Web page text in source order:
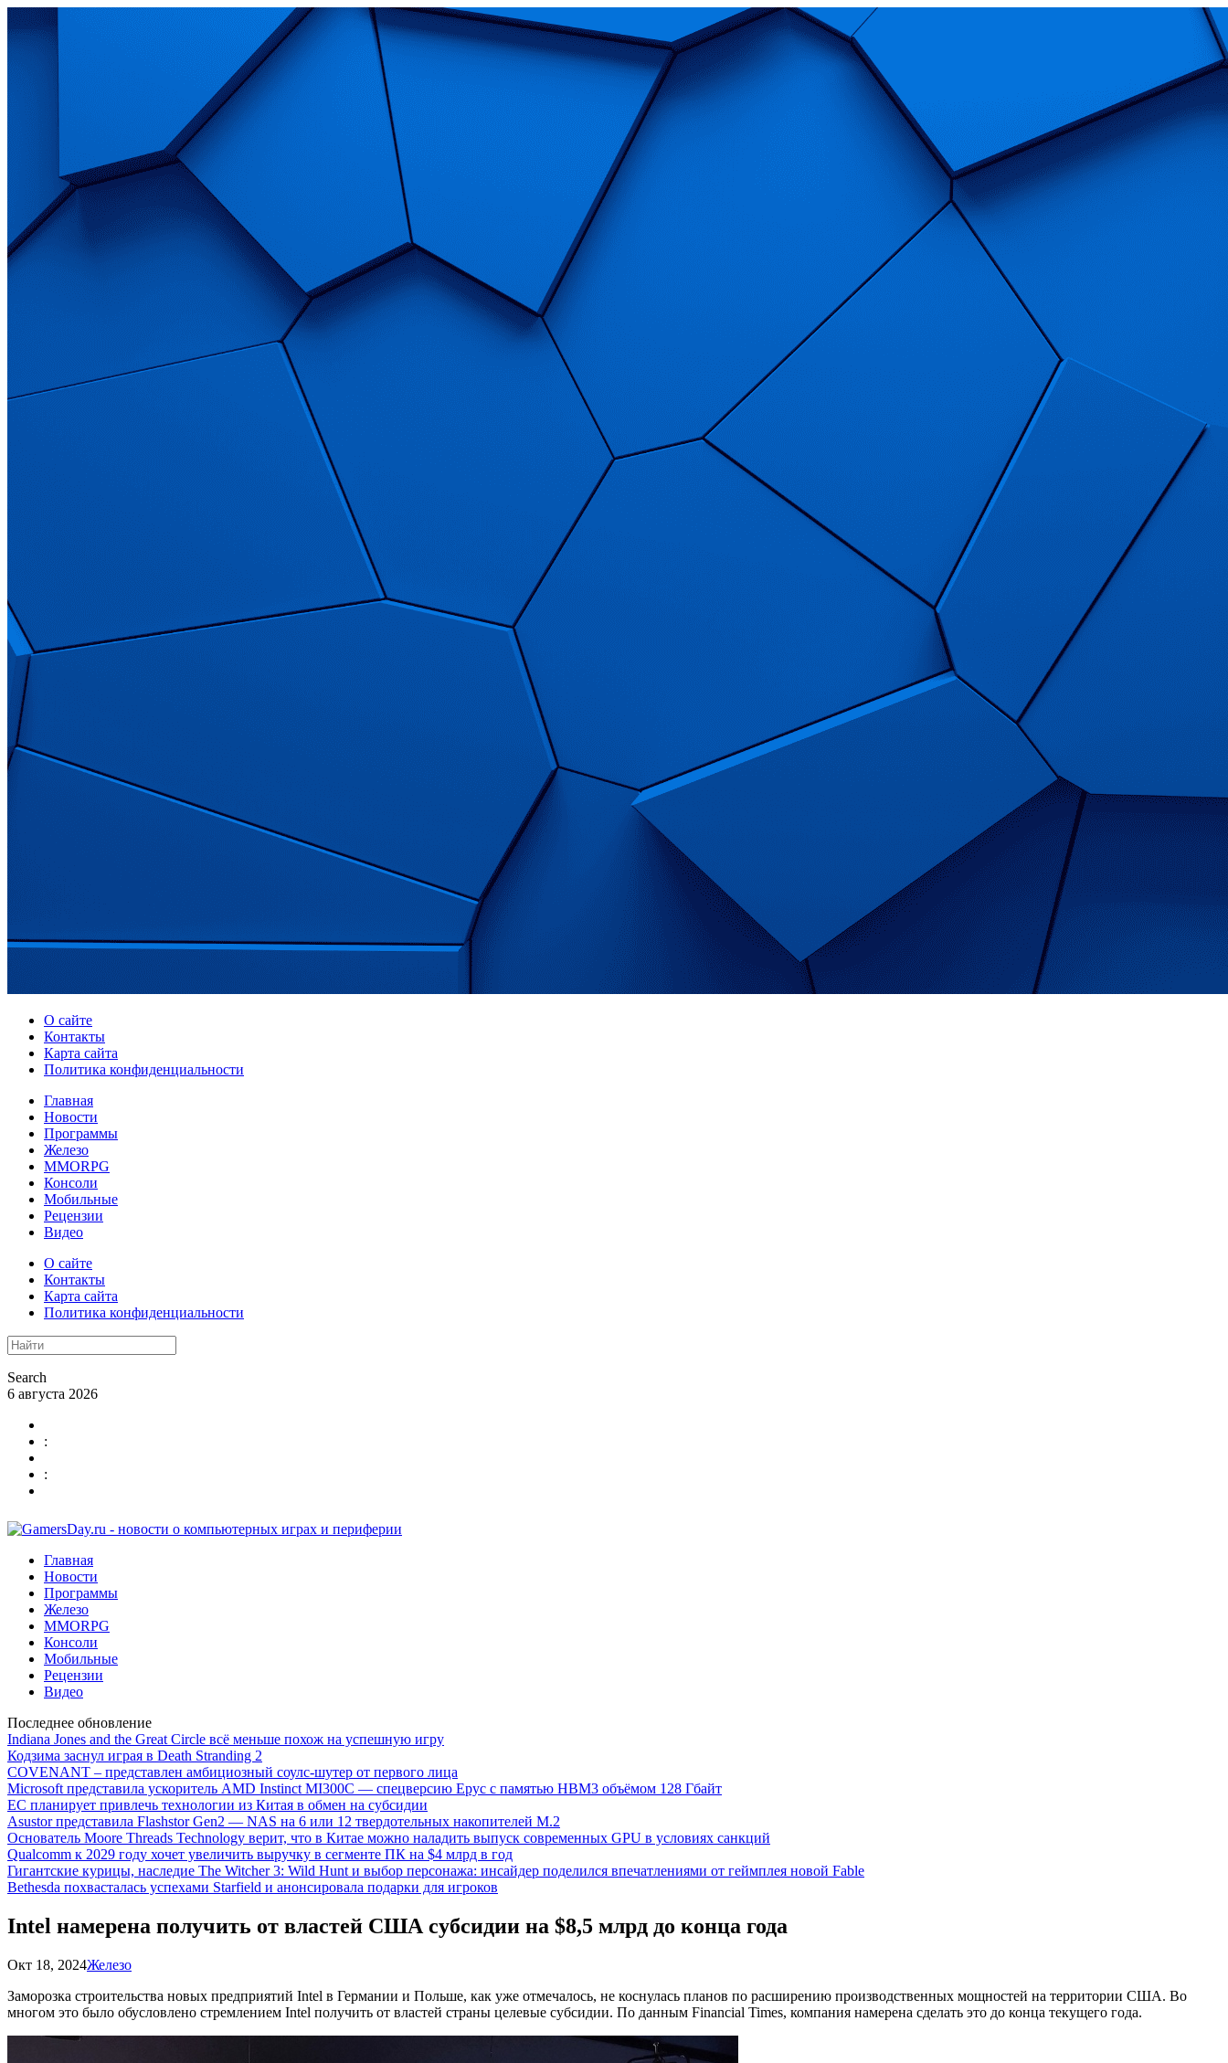
О сайте
Контакты
Карта сайта
Политика конфиденциальности
Главная
Новости
Программы
Железо
MMORPG
Консоли
Мобильные
Рецензии
Видео
О сайте
Контакты
Карта сайта
Политика конфиденциальности
Search
6 августа 2026
:
:
Главная
Новости
Программы
Железо
MMORPG
Консоли
Мобильные
Рецензии
Видео
Последнее обновление
Indiana Jones and the Great Circle всё меньше похож на успешную игру
Кодзима заснул играя в Death Stranding 2
COVENANT – представлен амбициозный соулс-шутер от первого лица
Microsoft представила ускоритель AMD Instinct MI300C — спецверсию Epyc с памятью HBM3 объёмом 128 Гбайт
ЕС планирует привлечь технологии из Китая в обмен на субсидии
Asustor представила Flashstor Gen2 — NAS на 6 или 12 твердотельных накопителей M.2
Основатель Moore Threads Technology верит, что в Китае можно наладить выпуск современных GPU в условиях санкций
Qualcomm к 2029 году хочет увеличить выручку в сегменте ПК на $4 млрд в год
Гигантские курицы, наследие The Witcher 3: Wild Hunt и выбор персонажа: инсайдер поделился впечатлениями от геймплея новой Fable
Bethesda похвасталась успехами Starfield и анонсировала подарки для игроков
Intel намерена получить от властей США субсидии на $8,5 млрд до конца года
Окт 18, 2024Железо
Заморозка строительства новых предприятий Intel в Германии и Польше, как уже отмечалось, не коснулась планов по расширению производственных мощностей на территории США. Во
многом это было обусловлено стремлением Intel получить от властей страны целевые субсидии. По данным Financial Times, компания намерена сделать это до конца текущего года.